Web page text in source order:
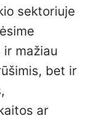
sektoriuje
mažiau
bet ir
ar